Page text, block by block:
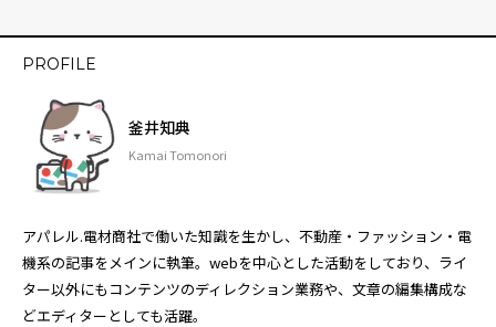
PROFILE
釜井知典
Kamai Tomonori
アパレル.電材商社で働いた知識を生かし、不動産・ファッション・電
機系の記事をメインに執筆。webを中心とした活動をしており、ライ
ター以外にもコンテンツのディレクション業務や、文章の編集構成な
どエディターとしても活躍。